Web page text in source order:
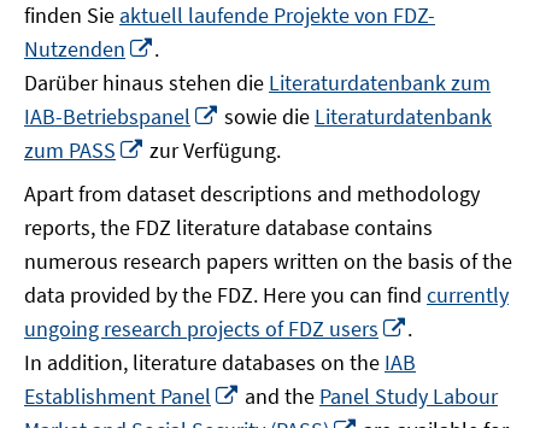
finden Sie aktuell laufende Projekte von FDZ-
Nutzenden
neuem
Fenster
öffnen
.
Darüber hinaus stehen die Literaturdatenbank zum
IAB-Betriebspanel
In
neuem
Fenster
öffnen
sowie die Literaturdatenbank
zum PASS
In
Fenster
öffnen
zur Verfügung.
Apart from dataset descriptions and methodology
reports, the FDZ literature database contains
numerous research papers written on the basis of the
data provided by the FDZ. Here you can find currently
ungoing research projects of FDZ users
neuem
Fenster
öffnen
.
In addition, literature databases on the IAB
Establishment Panel
In
neuem
and the Panel Study Labour